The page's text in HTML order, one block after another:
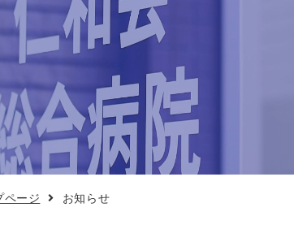
ページ お知らせ